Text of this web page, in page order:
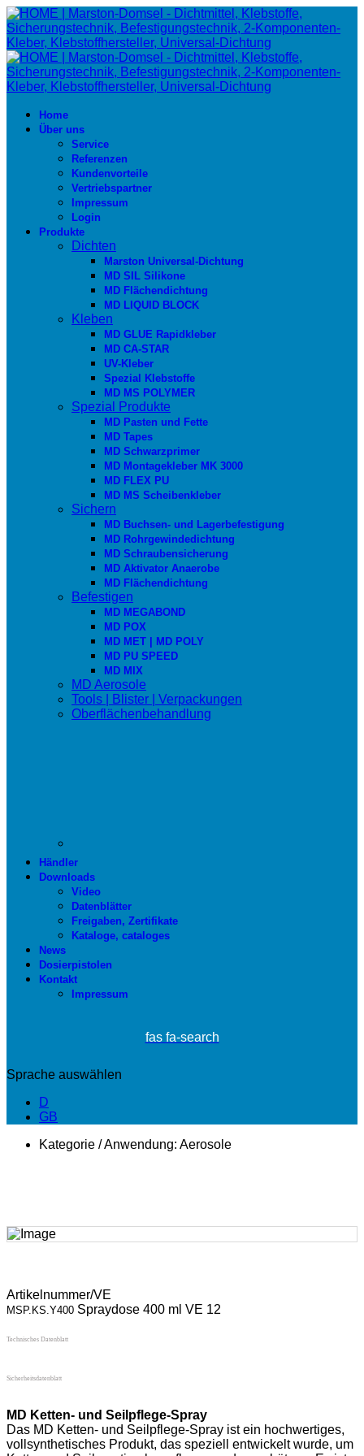
Home
Über uns
Service
Referenzen
Kundenvorteile
Vertriebspartner
Impressum
Login
Produkte
Dichten
Marston Universal-Dichtung
MD SIL Silikone
MD Flächendichtung
MD LIQUID BLOCK
Kleben
MD GLUE Rapidkleber
MD CA-STAR
UV-Kleber
Spezial Klebstoffe
MD MS POLYMER
Spezial Produkte
MD Pasten und Fette
MD Tapes
MD Schwarzprimer
MD Montagekleber MK 3000
MD FLEX PU
MD MS Scheibenkleber
Sichern
MD Buchsen- und Lagerbefestigung
MD Rohrgewindedichtung
MD Schraubensicherung
MD Aktivator Anaerobe
MD Flächendichtung
Befestigen
MD MEGABOND
MD POX
MD MET | MD POLY
MD PU SPEED
MD MIX
MD Aerosole
Tools | Blister | Verpackungen
Oberflächenbehandlung
Händler
Downloads
Video
Datenblätter
Freigaben, Zertifikate
Kataloge, cataloges
News
Dosierpistolen
Kontakt
Impressum
fas fa-search
Sprache auswählen
D
GB
Kategorie / Anwendung: Aerosole
Artikelnummer/VE
MSP.KS.Y400 Spraydose 400 ml VE 12
Technisches Datenblatt
Sicherheitsdatenblatt
MD Ketten- und Seilpflege-Spray
Das MD Ketten- und Seilpflege-Spray ist ein hochwertiges,
vollsynthetisches Produkt, das speziell entwickelt wurde, um